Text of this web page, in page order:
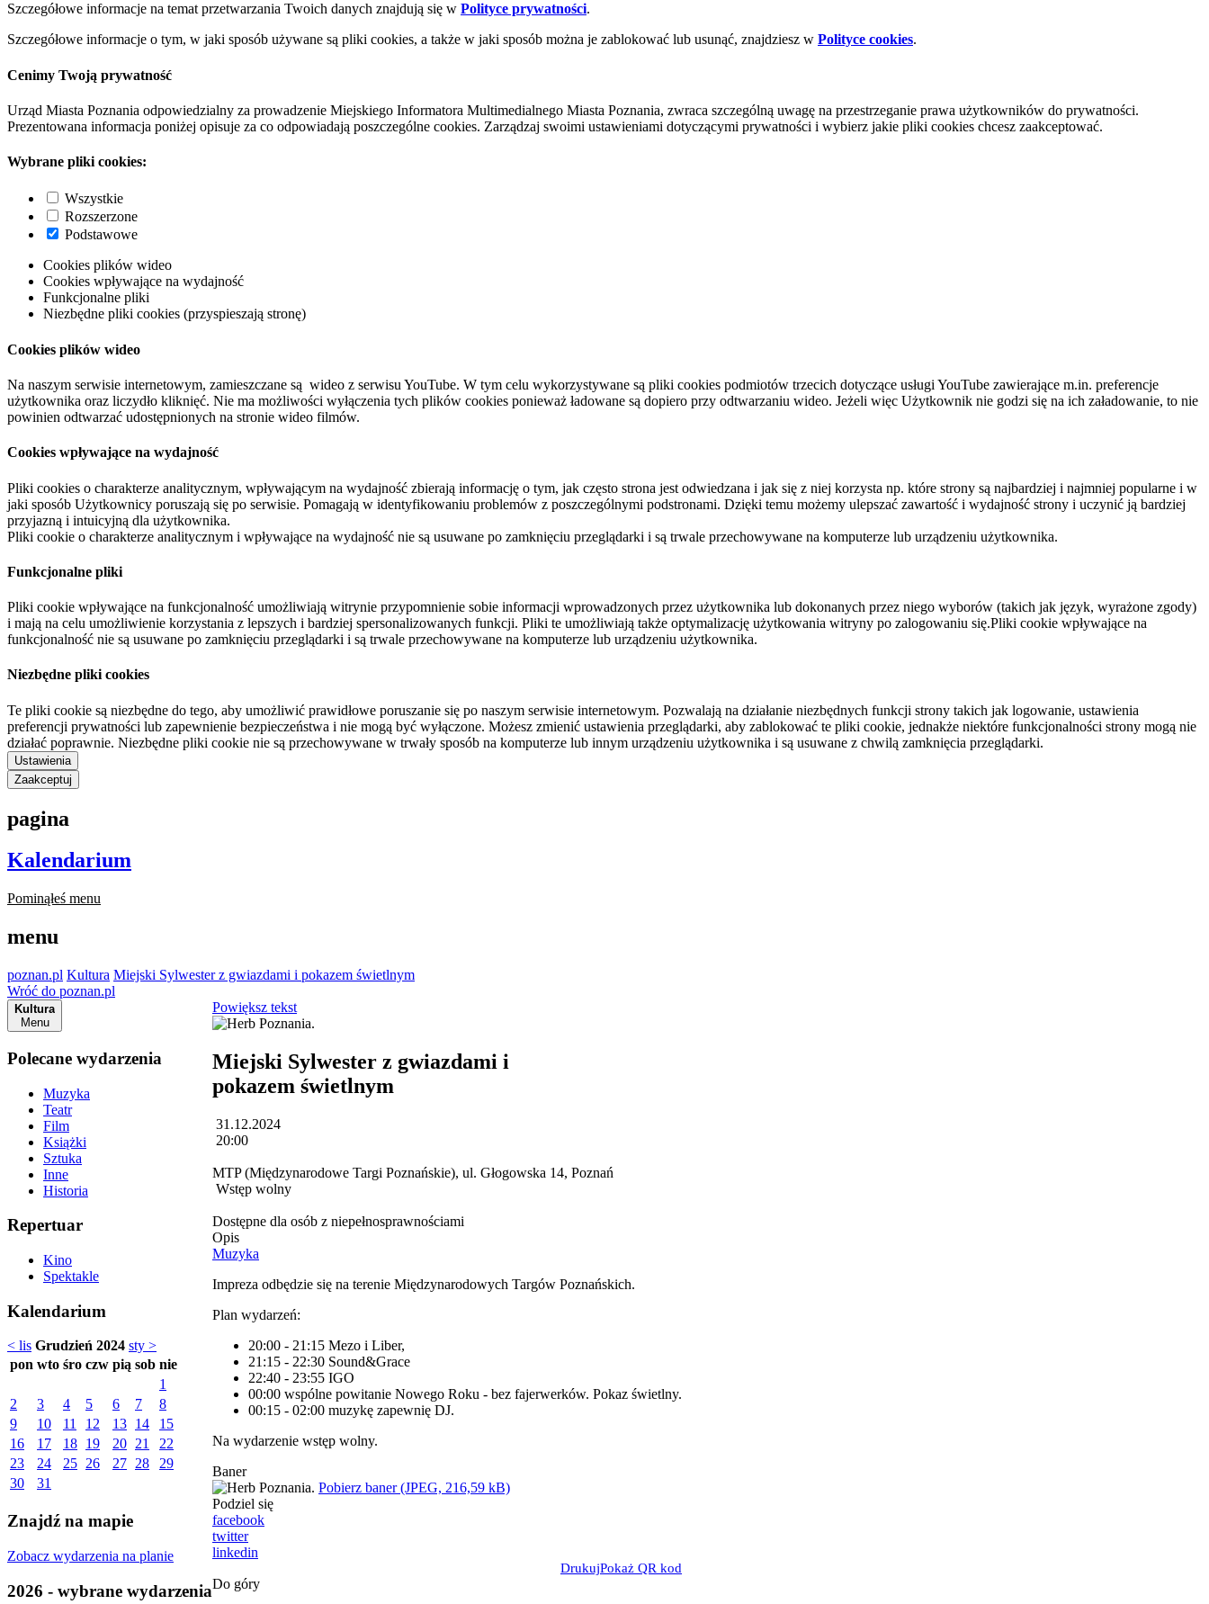
Szczegółowe informacje na temat przetwarzania Twoich danych znajdują się w Polityce prywatności.
Szczegółowe informacje o tym, w jaki sposób używane są pliki cookies, a także w jaki sposób można je zablokować lub usunąć, znajdziesz w Polityce cookies.
Cenimy Twoją prywatność
Urząd Miasta Poznania odpowiedzialny za prowadzenie Miejskiego Informatora Multimedialnego Miasta Poznania, zwraca szczególną uwagę na przestrzeganie prawa użytkowników do prywatności.
Prezentowana informacja poniżej opisuje za co odpowiadają poszczególne cookies. Zarządzaj swoimi ustawieniami dotyczącymi prywatności i wybierz jakie pliki cookies chcesz zaakceptować.
Wybrane pliki cookies:
Wszystkie
Rozszerzone
Podstawowe
Cookies plików wideo
Cookies wpływające na wydajność
Funkcjonalne pliki
Niezbędne pliki cookies (przyspieszają stronę)
Cookies plików wideo
Na naszym serwisie internetowym, zamieszczane są wideo z serwisu YouTube. W tym celu wykorzystywane są pliki cookies podmiotów trzecich dotyczące usługi YouTube zawierające m.in. preferencje
użytkownika oraz liczydło kliknięć. Nie ma możliwości wyłączenia tych plików cookies ponieważ ładowane są dopiero przy odtwarzaniu wideo. Jeżeli więc Użytkownik nie godzi się na ich załadowanie, to nie
powinien odtwarzać udostępnionych na stronie wideo filmów.
Cookies wpływające na wydajność
Pliki cookies o charakterze analitycznym, wpływającym na wydajność zbierają informację o tym, jak często strona jest odwiedzana i jak się z niej korzysta np. które strony są najbardziej i najmniej popularne i w
jaki sposób Użytkownicy poruszają się po serwisie. Pomagają w identyfikowaniu problemów z poszczególnymi podstronami. Dzięki temu możemy ulepszać zawartość i wydajność strony i uczynić ją bardziej
przyjazną i intuicyjną dla użytkownika.
Pliki cookie o charakterze analitycznym i wpływające na wydajność nie są usuwane po zamknięciu przeglądarki i są trwale przechowywane na komputerze lub urządzeniu użytkownika.
Funkcjonalne pliki
Pliki cookie wpływające na funkcjonalność umożliwiają witrynie przypomnienie sobie informacji wprowadzonych przez użytkownika lub dokonanych przez niego wyborów (takich jak język, wyrażone zgody)
i mają na celu umożliwienie korzystania z lepszych i bardziej spersonalizowanych funkcji. Pliki te umożliwiają także optymalizację użytkowania witryny po zalogowaniu się.Pliki cookie wpływające na
funkcjonalność nie są usuwane po zamknięciu przeglądarki i są trwale przechowywane na komputerze lub urządzeniu użytkownika.
Niezbędne pliki cookies
Te pliki cookie są niezbędne do tego, aby umożliwić prawidłowe poruszanie się po naszym serwisie internetowym. Pozwalają na działanie niezbędnych funkcji strony takich jak logowanie, ustawienia
preferencji prywatności lub zapewnienie bezpieczeństwa i nie mogą być wyłączone. Możesz zmienić ustawienia przeglądarki, aby zablokować te pliki cookie, jednakże niektóre funkcjonalności strony mogą nie
działać poprawnie. Niezbędne pliki cookie nie są przechowywane w trwały sposób na komputerze lub innym urządzeniu użytkownika i są usuwane z chwilą zamknięcia przeglądarki.
Ustawienia
Zaakceptuj
pagina
Kalendarium
Pominąłeś menu
menu
poznan.pl Kultura Miejski Sylwester z gwiazdami i pokazem świetlnym
Wróć do poznan.pl
Kultura
Menu
Polecane wydarzenia
Muzyka
Teatr
Film
Książki
Sztuka
Inne
Historia
Repertuar
Kino
Spektakle
Kalendarium
< lis Grudzień 2024 sty >
pon wto śro czw pią sob nie
1
2
3 4 5 6 7
8
9
10 11 12 13 14
15
16
17 18 19 20 21
22
23
24 25 26 27 28
29
30
31
Znajdź na mapie
Zobacz wydarzenia na planie
2026 - wybrane wydarzenia
Powiększ tekst
Miejski Sylwester z gwiazdami i
pokazem świetlnym
31.12.2024
20:00
MTP (Międzynarodowe Targi Poznańskie), ul. Głogowska 14, Poznań
Wstęp wolny
Dostępne dla osób z niepełnosprawnościami
Opis
Muzyka
Impreza odbędzie się na terenie Międzynarodowych Targów Poznańskich.
Plan wydarzeń:
20:00 - 21:15 Mezo i Liber,
21:15 - 22:30 Sound&Grace
22:40 - 23:55 IGO
00:00 wspólne powitanie Nowego Roku - bez fajerwerków. Pokaz świetlny.
00:15 - 02:00 muzykę zapewnię DJ.
Na wydarzenie wstęp wolny.
Baner
Pobierz baner (JPEG, 216,59 kB)
Podziel się
facebook
twitter
linkedin
DrukujPokaż QR kod
Do góry